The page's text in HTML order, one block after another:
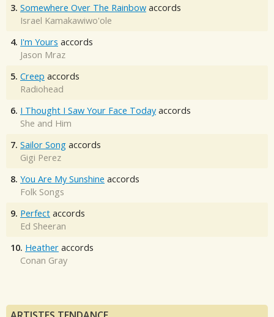
3. Somewhere Over The Rainbow accords
Israel Kamakawiwo'ole
4. I'm Yours accords
Jason Mraz
5. Creep accords
Radiohead
6. I Thought I Saw Your Face Today accords
She and Him
7. Sailor Song accords
Gigi Perez
8. You Are My Sunshine accords
Folk Songs
9. Perfect accords
Ed Sheeran
10. Heather accords
Conan Gray